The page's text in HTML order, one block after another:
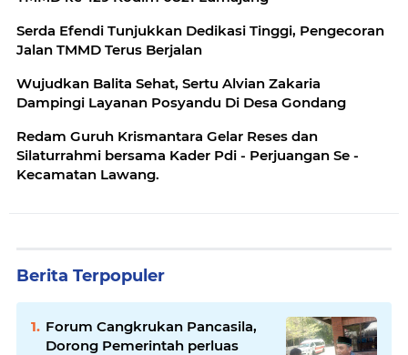
Serda Efendi Tunjukkan Dedikasi Tinggi, Pengecoran
Jalan TMMD Terus Berjalan
Wujudkan Balita Sehat, Sertu Alvian Zakaria
Dampingi Layanan Posyandu Di Desa Gondang
Redam Guruh Krismantara Gelar Reses dan
Silaturrahmi bersama Kader Pdi - Perjuangan Se -
Kecamatan Lawang.
Berita Terpopuler
Forum Cangkrukan Pancasila,
Dorong Pemerintah perluas